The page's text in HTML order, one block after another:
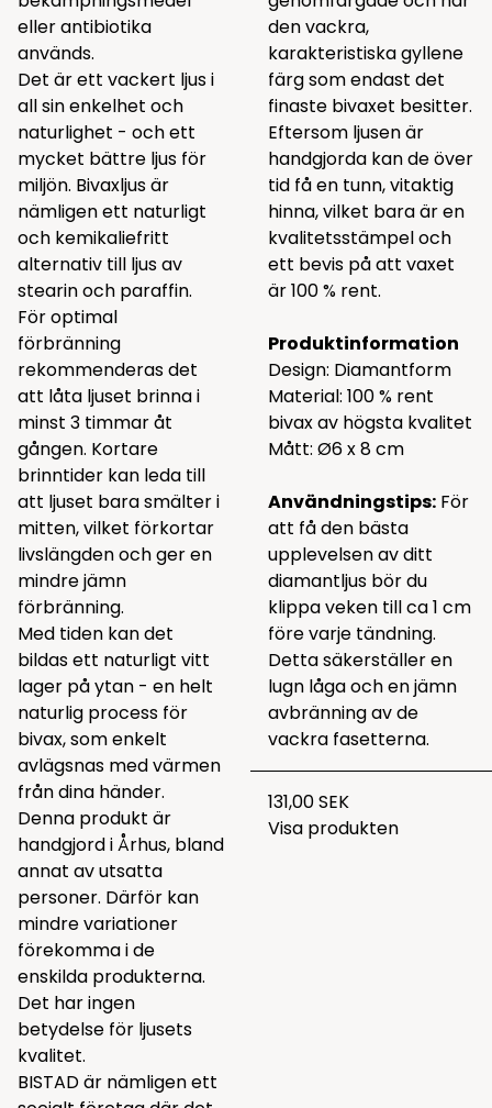
eller antibiotika
används.
Det är ett vackert ljus i
all sin enkelhet och
naturlighet - och ett
mycket bättre ljus för
miljön. Bivaxljus är
nämligen ett naturligt
och kemikaliefritt
alternativ till ljus av
stearin och paraffin.
För optimal
förbränning
rekommenderas det
att låta ljuset brinna i
minst 3 timmar åt
gången. Kortare
brinntider kan leda till
att ljuset bara smälter i
mitten, vilket förkortar
livslängden och ger en
mindre jämn
förbränning.
Med tiden kan det
bildas ett naturligt vitt
lager på ytan - en helt
naturlig process för
bivax, som enkelt
avlägsnas med värmen
från dina händer.
Denna produkt är
handgjord i Århus, bland
annat av utsatta
personer. Därför kan
mindre variationer
förekomma i de
enskilda produkterna.
Det har ingen
betydelse för ljusets
kvalitet.
BISTAD är nämligen ett
den vackra,
karakteristiska gyllene
färg som endast det
finaste bivaxet besitter.
Eftersom ljusen är
handgjorda kan de över
tid få en tunn, vitaktig
hinna, vilket bara är en
kvalitetsstämpel och
ett bevis på att vaxet
är 100 % rent.
Produktinformation
Design: Diamantform
Material: 100 % rent
bivax av högsta kvalitet
Mått: Ø6 x 8 cm
Användningstips: För
att få den bästa
upplevelsen av ditt
diamantljus bör du
klippa veken till ca 1 cm
före varje tändning.
Detta säkerställer en
lugn låga och en jämn
avbränning av de
vackra fasetterna.
131,00 SEK
Visa produkten